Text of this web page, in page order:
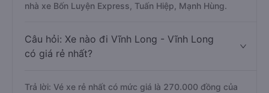
nhà xe Bốn Luyện Express, Tuấn Hiệp, Mạnh Hùng.
Câu hỏi: Xe nào đi Vĩnh Long - Vĩnh Long
có giá rẻ nhất?
Trả lời: Vé xe rẻ nhất có mức giá là 270.000 đồng của